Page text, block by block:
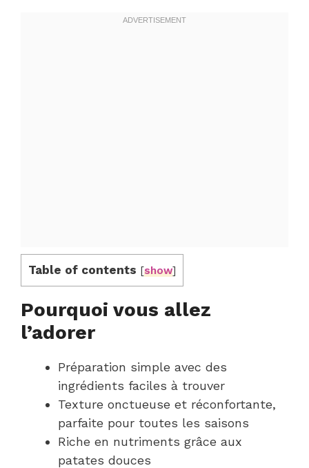
Table of contents [show]
Pourquoi vous allez
l’adorer
Préparation simple avec des
ingrédients faciles à trouver
Texture onctueuse et réconfortante,
parfaite pour toutes les saisons
Riche en nutriments grâce aux
patates douces